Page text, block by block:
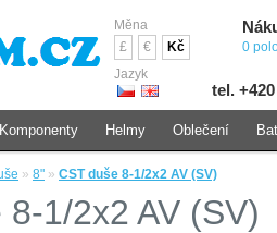
Jazyk
Měna
£
€ Kč 0
tel.
» 8" » CST duše 8-1/2x2 AV (SV)
1/2x2 AV (SV)
Komponenty Helmy Oblečení